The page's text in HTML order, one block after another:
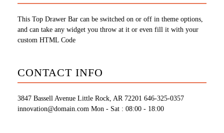
This Top Drawer Bar can be switched on or off in theme options,
and can take any widget you throw at it or even fill it with your
custom HTML Code
CONTACT INFO
3847 Bassell Avenue Little Rock, AR 72201 646-325-0357
innovation@domain.com Mon - Sat : 08:00 - 18:00